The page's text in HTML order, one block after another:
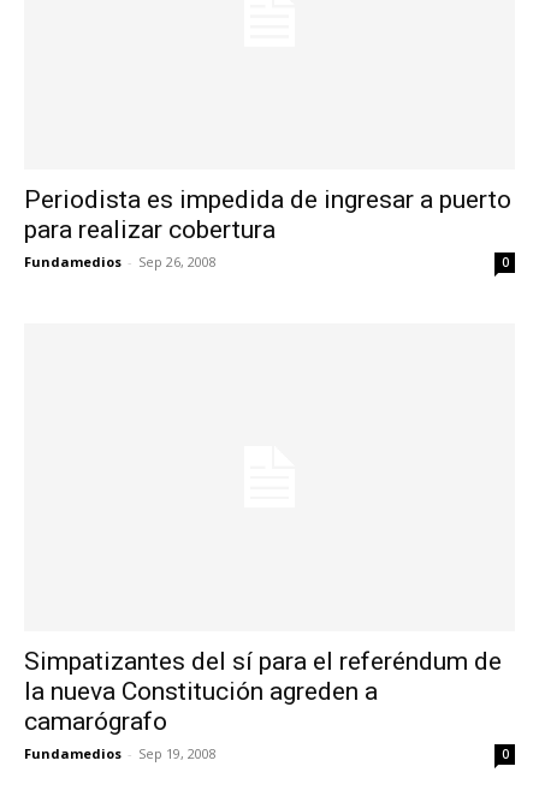
Periodista es impedida de ingresar a puerto
para realizar cobertura
Fundamedios - Sep 26, 2008 0
Simpatizantes del sí para el referéndum de
la nueva Constitución agreden a
camarógrafo
Fundamedios - Sep 19, 2008 0